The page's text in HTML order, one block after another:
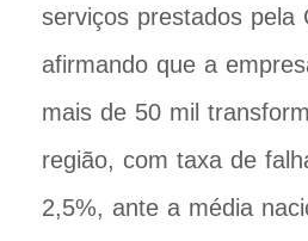
serviços prestados pela
afirmando que a
mais de 50 mil
região, com taxa de
2,5%, ante a média